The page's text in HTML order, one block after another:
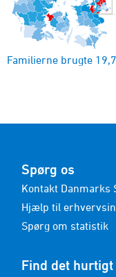
Familierne brugte 19,7
Spørg os
Kontakt Danmarks
Hjælp til
Spørg om statistik
Find det hurtigt